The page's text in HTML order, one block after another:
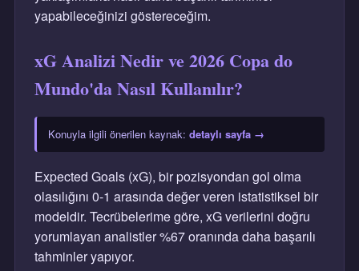
yapabileceğinizi göstereceğim.
xG Analizi Nedir ve 2026 Copa do
Mundo'da Nasıl Kullanılır?
Konuyla ilgili önerilen kaynak: detaylı sayfa →
Expected Goals (xG), bir pozisyondan gol olma
olasılığını 0-1 arasında değer veren istatistiksel bir
modeldir. Tecrübelerime göre, xG verilerini doğru
yorumlayan analistler %67 oranında daha başarılı
tahminler yapıyor.